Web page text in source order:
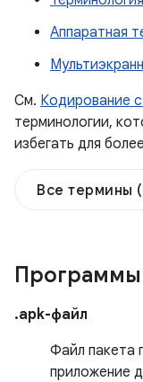
Аппаратная
См. Кодирование
терминологии,
избегать для
Все термины
Программы
.apk-файл
Файл пакета
приложение